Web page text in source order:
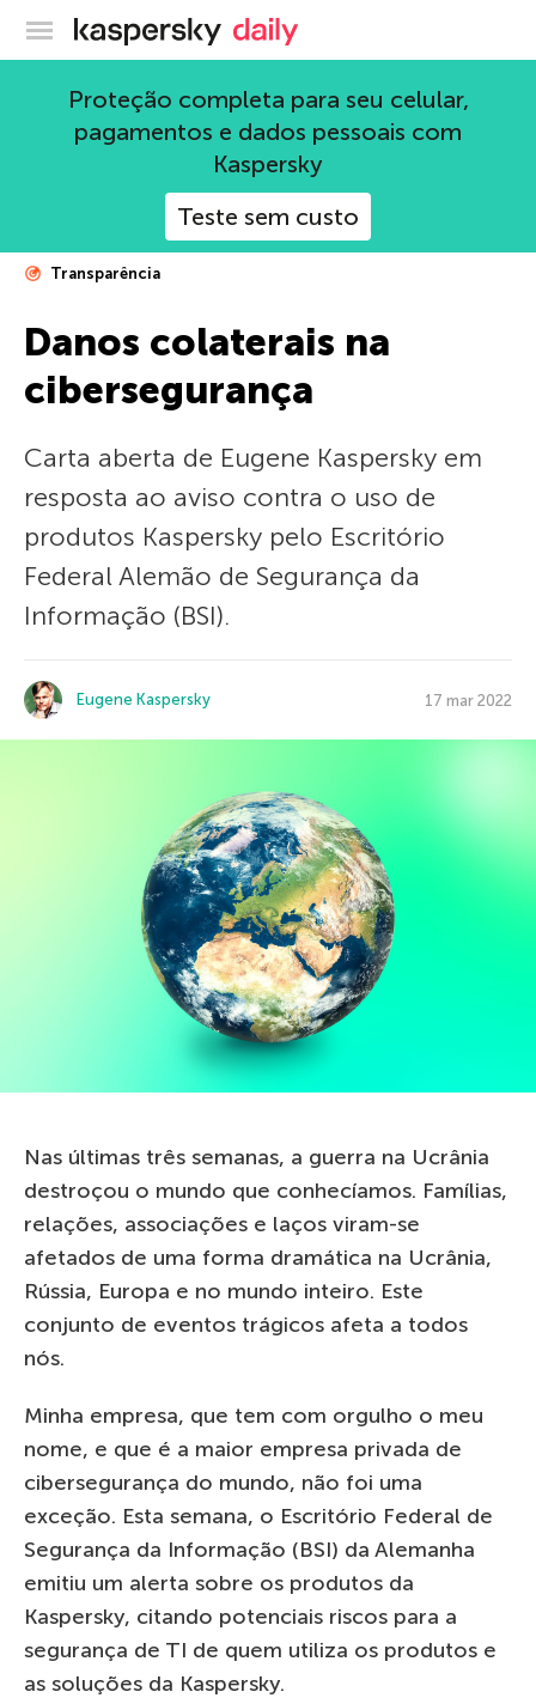
Blog oficial da Kaspersky
Proteção completa para seu celular,
pagamentos e dados pessoais com
Kaspersky
Teste sem custo
Transparência
Danos colaterais na
cibersegurança
Carta aberta de Eugene Kaspersky em
resposta ao aviso contra o uso de
produtos Kaspersky pelo Escritório
Federal Alemão de Segurança da
Informação (BSI).
Eugene Kaspersky 17 mar 2022
Nas últimas três semanas, a guerra na Ucrânia
destroçou o mundo que conhecíamos. Famílias,
relações, associações e laços viram-se
afetados de uma forma dramática na Ucrânia,
Rússia, Europa e no mundo inteiro. Este
conjunto de eventos trágicos afeta a todos
nós.
Minha empresa, que tem com orgulho o meu
nome, e que é a maior empresa privada de
cibersegurança do mundo, não foi uma
exceção. Esta semana, o Escritório Federal de
Segurança da Informação (BSI) da Alemanha
emitiu um alerta sobre os produtos da
Kaspersky, citando potenciais riscos para a
segurança de TI de quem utiliza os produtos e
as soluções da Kaspersky.